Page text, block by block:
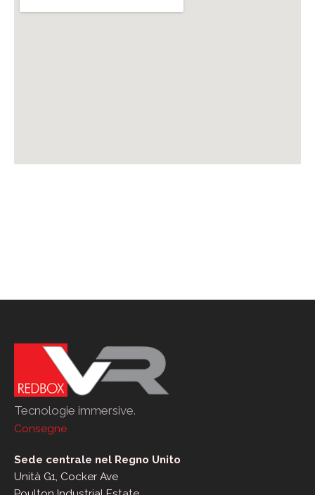
Tecnologie immersive.
Consegne
Sede centrale nel Regno Unito
Unità G1, Cocker Ave